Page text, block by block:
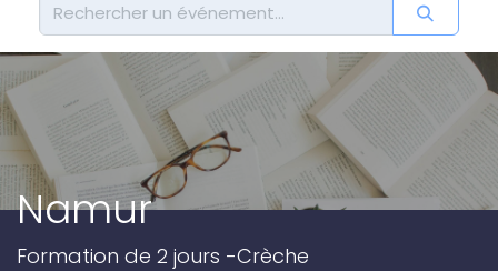
Namur
Formation de 2 jours -Crèche